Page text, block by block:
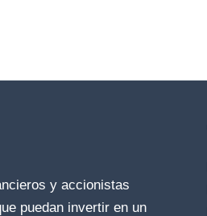
y accionistas
puedan invertir en un